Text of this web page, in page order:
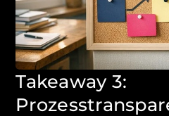
Takeaway 3: